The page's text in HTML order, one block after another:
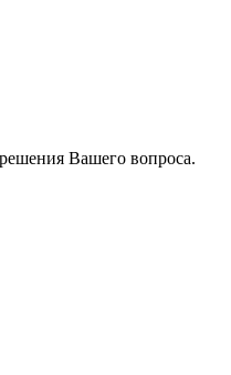
Вашего вопроса.